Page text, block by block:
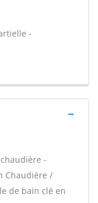
-
-
Chaudière /
de bain clé en